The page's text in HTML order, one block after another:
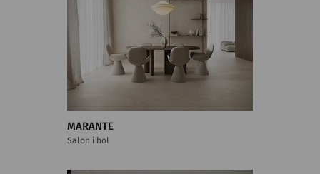
MARANTE
Salon i hol